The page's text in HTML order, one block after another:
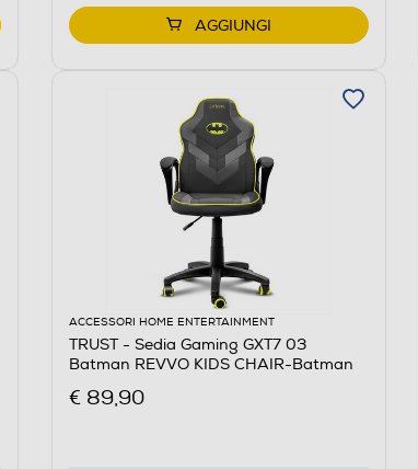
AGGIUNGI
ACCESSORI HOME ENTERTAINMENT
TRUST - Sedia Gaming GXT7 03
Batman REVVO KIDS CHAIR-Batman
€ 89,90